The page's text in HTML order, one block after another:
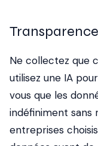
Ne collectez que
utilisez une IA
vous que les
indéfiniment sans
entreprises